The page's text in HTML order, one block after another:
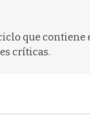
que
críticas.